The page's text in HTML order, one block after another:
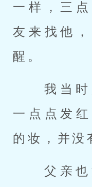
一样，三
友来找他
醒。
一点点发
的妆，并没